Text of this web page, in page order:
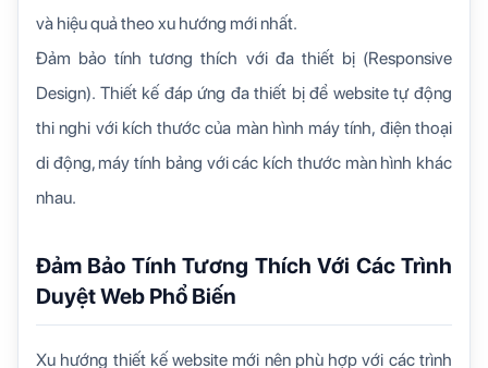
và hiệu quả theo xu hướng mới nhất.
Đảm bảo tính tương thích với đa thiết bị (Responsive
Design). Thiết kế đáp ứng đa thiết bị để website tự động
thi nghi với kích thước của màn hình máy tính, điện thoại
di động, máy tính bảng với các kích thước màn hình khác
nhau.
Đảm Bảo Tính Tương Thích Với Các Trình
Duyệt Web Phổ Biến
Xu hướng thiết kế website mới nên phù hợp với các trình